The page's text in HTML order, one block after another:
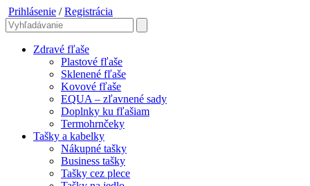
Prihlásenie / Registrácia
Zdravé fľaše
Plastové fľaše
Sklenené fľaše
Kovové fľaše
EQUA – zľavnené sady
Doplnky ku fľašiam
Termohrnčeky
Tašky a kabelky
Nákupné tašky
Business tašky
Tašky cez plece